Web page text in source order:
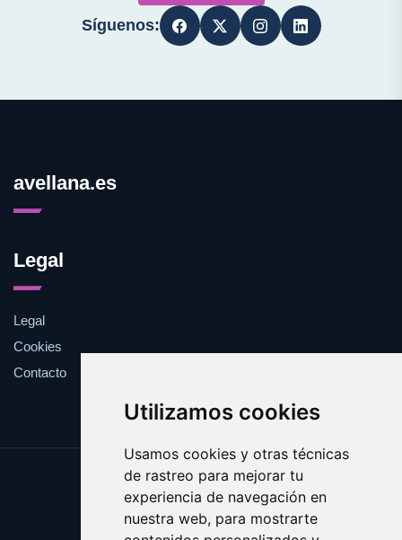
Utilizamos cookies
Usamos cookies y otras técnicas
de rastreo para mejorar tu
experiencia de navegación en
nuestra web, para mostrarte
Síguenos:
avellana.es
Legal
Legal
Cookies
Contacto
Update cookies preferences
Copyright © 2025 avellana.es